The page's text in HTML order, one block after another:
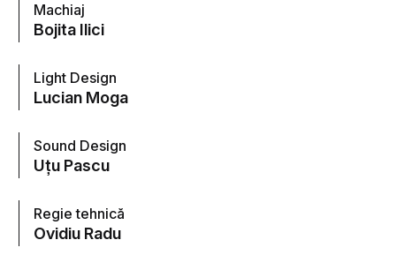
Machiaj
Bojita Ilici
Light Design
Lucian Moga
Sound Design
Uțu Pascu
Regie tehnică
Ovidiu Radu